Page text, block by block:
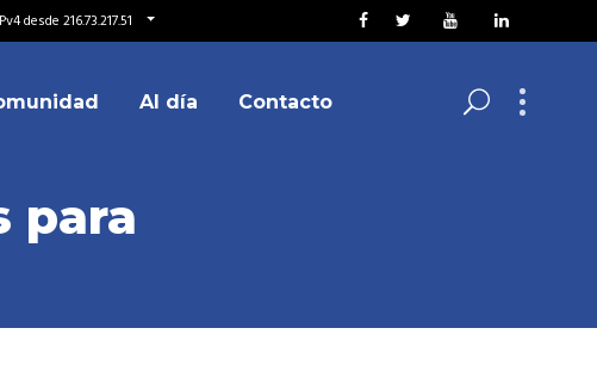
desde 216.73.217.51
Al día Contacto
para